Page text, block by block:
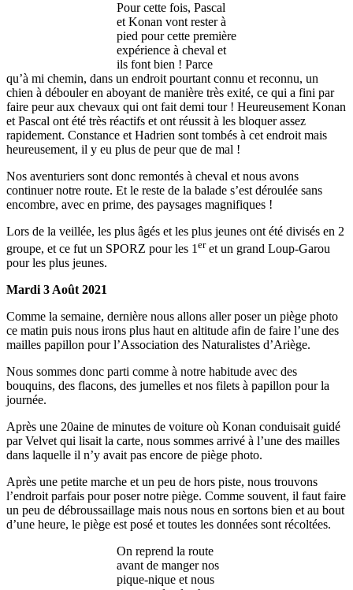
Pour cette fois, Pascal
et Konan vont rester à
pied pour cette première
expérience à cheval et
ils font bien ! Parce
qu’à mi chemin, dans un endroit pourtant connu et reconnu, un
chien à débouler en aboyant de manière très exité, ce qui a fini par
faire peur aux chevaux qui ont fait demi tour ! Heureusement Konan
et Pascal ont été très réactifs et ont réussit à les bloquer assez
rapidement. Constance et Hadrien sont tombés à cet endroit mais
heureusement, il y eu plus de peur que de mal !
Nos aventuriers sont donc remontés à cheval et nous avons
continuer notre route. Et le reste de la balade s’est déroulée sans
encombre, avec en prime, des paysages magnifiques !
Lors de la veillée, les plus âgés et les plus jeunes ont été divisés en 2
groupe, et ce fut un SPORZ pour les 1 eret un grand Loup-Garou
pour les plus jeunes.
Mardi 3 Août 2021
Comme la semaine, dernière nous allons aller poser un piège photo
ce matin puis nous irons plus haut en altitude afin de faire l’une des
mailles papillon pour l’Association des Naturalistes d’Ariège.
Nous sommes donc parti comme à notre habitude avec des
bouquins, des flacons, des jumelles et nos filets à papillon pour la
journée.
Après une 20aine de minutes de voiture où Konan conduisait guidé
par Velvet qui lisait la carte, nous sommes arrivé à l’une des mailles
dans laquelle il n’y avait pas encore de piège photo.
Après une petite marche et un peu de hors piste, nous trouvons
l’endroit parfais pour poser notre piège. Comme souvent, il faut faire
un peu de débroussaillage mais nous nous en sortons bien et au bout
d’une heure, le piège est posé et toutes les données sont récoltées.
On reprend la route
avant de manger nos
pique-nique et nous